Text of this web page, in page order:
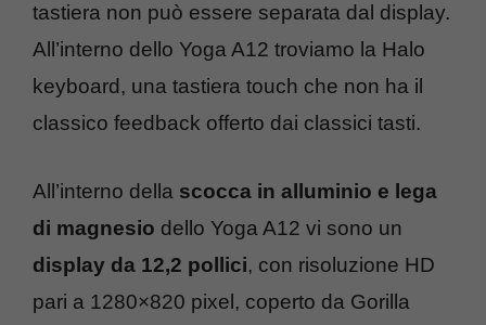
tastiera non può essere separata dal display.
All’interno dello Yoga A12 troviamo la Halo
keyboard, una tastiera touch che non ha il
classico feedback offerto dai classici tasti.
All’interno della scocca in alluminio e lega
di magnesio dello Yoga A12 vi sono un
display da 12,2 pollici, con risoluzione HD
pari a 1280×820 pixel, coperto da Gorilla